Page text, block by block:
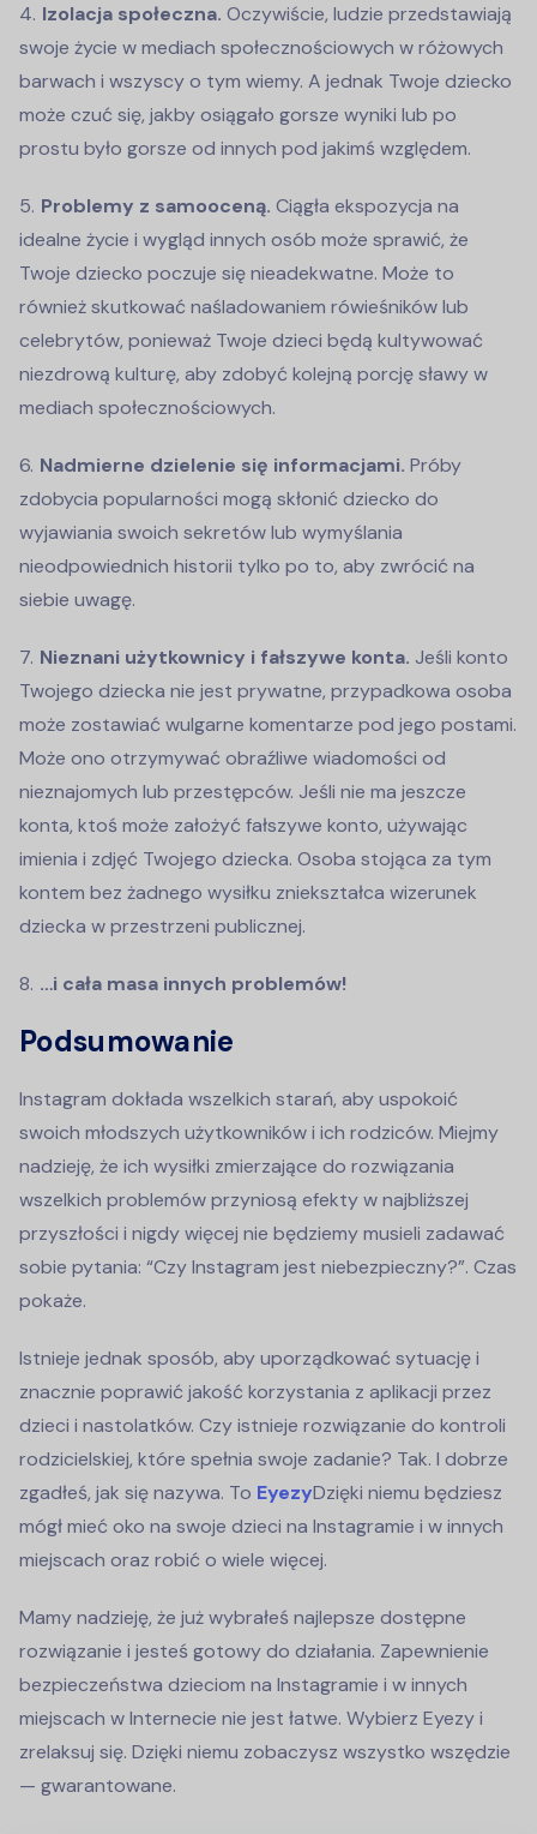
Izolacja społeczna. Oczywiście, ludzie przedstawiają
swoje życie w mediach społecznościowych w różowych
barwach i wszyscy o tym wiemy. A jednak Twoje dziecko
może czuć się, jakby osiągało gorsze wyniki lub po
prostu było gorsze od innych pod jakimś względem.
Problemy z samooceną. Ciągła ekspozycja na
idealne życie i wygląd innych osób może sprawić, że
Twoje dziecko poczuje się nieadekwatne. Może to
również skutkować naśladowaniem rówieśników lub
celebrytów, ponieważ Twoje dzieci będą kultywować
niezdrową kulturę, aby zdobyć kolejną porcję sławy w
mediach społecznościowych.
Nadmierne dzielenie się informacjami. Próby
zdobycia popularności mogą skłonić dziecko do
wyjawiania swoich sekretów lub wymyślania
nieodpowiednich historii tylko po to, aby zwrócić na
siebie uwagę.
Nieznani użytkownicy i fałszywe konta. Jeśli konto
Twojego dziecka nie jest prywatne, przypadkowa osoba
może zostawiać wulgarne komentarze pod jego postami.
Może ono otrzymywać obraźliwe wiadomości od
nieznajomych lub przestępców. Jeśli nie ma jeszcze
konta, ktoś może założyć fałszywe konto, używając
imienia i zdjęć Twojego dziecka. Osoba stojąca za tym
kontem bez żadnego wysiłku zniekształca wizerunek
dziecka w przestrzeni publicznej.
…i cała masa innych problemów!
Podsumowanie
Instagram dokłada wszelkich starań, aby uspokoić
swoich młodszych użytkowników i ich rodziców. Miejmy
nadzieję, że ich wysiłki zmierzające do rozwiązania
wszelkich problemów przyniosą efekty w najbliższej
przyszłości i nigdy więcej nie będziemy musieli zadawać
sobie pytania: “Czy Instagram jest niebezpieczny?”. Czas
pokaże.
Istnieje jednak sposób, aby uporządkować sytuację i
znacznie poprawić jakość korzystania z aplikacji przez
dzieci i nastolatków. Czy istnieje rozwiązanie do kontroli
rodzicielskiej, które spełnia swoje zadanie? Tak. I dobrze
zgadłeś, jak się nazywa. To EyezyDzięki niemu będziesz
mógł mieć oko na swoje dzieci na Instagramie i w innych
miejscach oraz robić o wiele więcej.
Mamy nadzieję, że już wybrałeś najlepsze dostępne
rozwiązanie i jesteś gotowy do działania. Zapewnienie
bezpieczeństwa dzieciom na Instagramie i w innych
miejscach w Internecie nie jest łatwe. Wybierz Eyezy i
zrelaksuj się. Dzięki niemu zobaczysz wszystko wszędzie
— gwarantowane.